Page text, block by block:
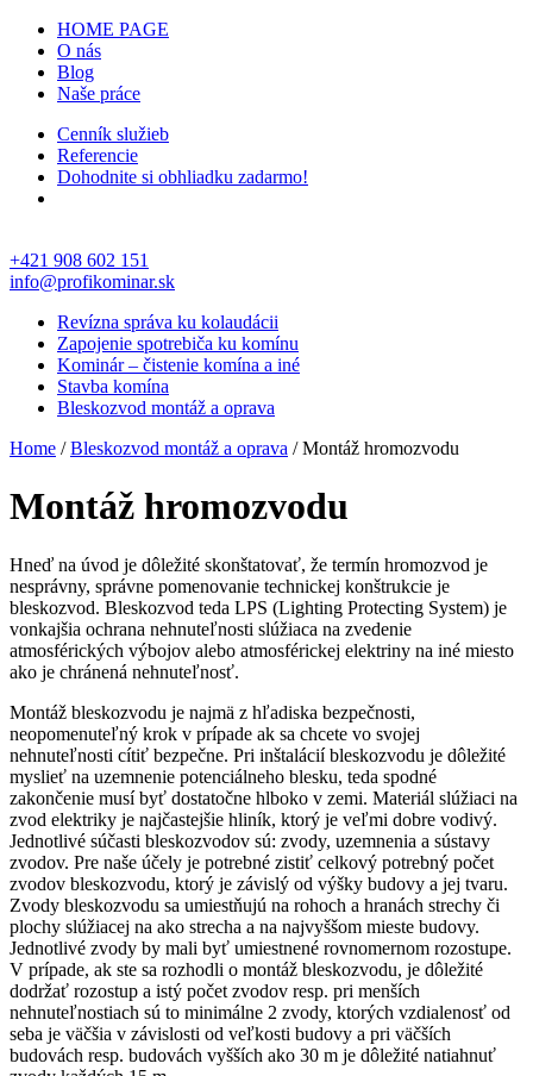
HOME PAGE
O nás
Blog
Naše práce
Cenník služieb
Referencie
Dohodnite si obhliadku zadarmo!
+421 908 602 151
info@profikominar.sk
Revízna správa ku kolaudácii
Zapojenie spotrebiča ku komínu
Kominár – čistenie komína a iné
Stavba komína
Bleskozvod montáž a oprava
Home /Bleskozvod montáž a oprava / Montáž hromozvodu
Montáž hromozvodu
Hneď na úvod je dôležité skonštatovať, že termín hromozvod je
nesprávny, správne pomenovanie technickej konštrukcie je
bleskozvod. Bleskozvod teda LPS (Lighting Protecting System) je
vonkajšia ochrana nehnuteľnosti slúžiaca na zvedenie
atmosférických výbojov alebo atmosférickej elektriny na iné miesto
ako je chránená nehnuteľnosť.
Montáž bleskozvodu je najmä z hľadiska bezpečnosti,
neopomenuteľný krok v prípade ak sa chcete vo svojej
nehnuteľnosti cítiť bezpečne. Pri inštalácií bleskozvodu je dôležité
myslieť na uzemnenie potenciálneho blesku, teda spodné
zakončenie musí byť dostatočne hlboko v zemi. Materiál slúžiaci na
zvod elektriky je najčastejšie hliník, ktorý je veľmi dobre vodivý.
Jednotlivé súčasti bleskozvodov sú: zvody, uzemnenia a sústavy
zvodov. Pre naše účely je potrebné zistiť celkový potrebný počet
zvodov bleskozvodu, ktorý je závislý od výšky budovy a jej tvaru.
Zvody bleskozvodu sa umiestňujú na rohoch a hranách strechy či
plochy slúžiacej na ako strecha a na najvyššom mieste budovy.
Jednotlivé zvody by mali byť umiestnené rovnomernom rozostupe.
V prípade, ak ste sa rozhodli o montáž bleskozvodu, je dôležité
dodržať rozostup a istý počet zvodov resp. pri menších
nehnuteľnostiach sú to minimálne 2 zvody, ktorých vzdialenosť od
seba je väčšia v závislosti od veľkosti budovy a pri väčších
budovách resp. budovách vyšších ako 30 m je dôležité natiahnuť